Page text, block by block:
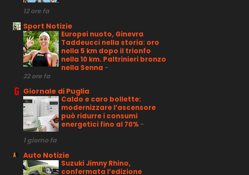
12 ore fa
Sport Notizie
Europei nuoto, Ginevra
Taddeucci nella storia: oro
nella 5 km dopo il trionfo
nella 10 km. Paltrinieri bronzo
nella Senna -
22 ore fa
Giornale di Puglia
Caldo e caro bollette:
modernizzare l’ascensore
può ridurre i consumi
energetici fino al 70% -
1 giorno fa
Auto Notizie
Suzuki Jimny Rhino,
confermata l’edizione